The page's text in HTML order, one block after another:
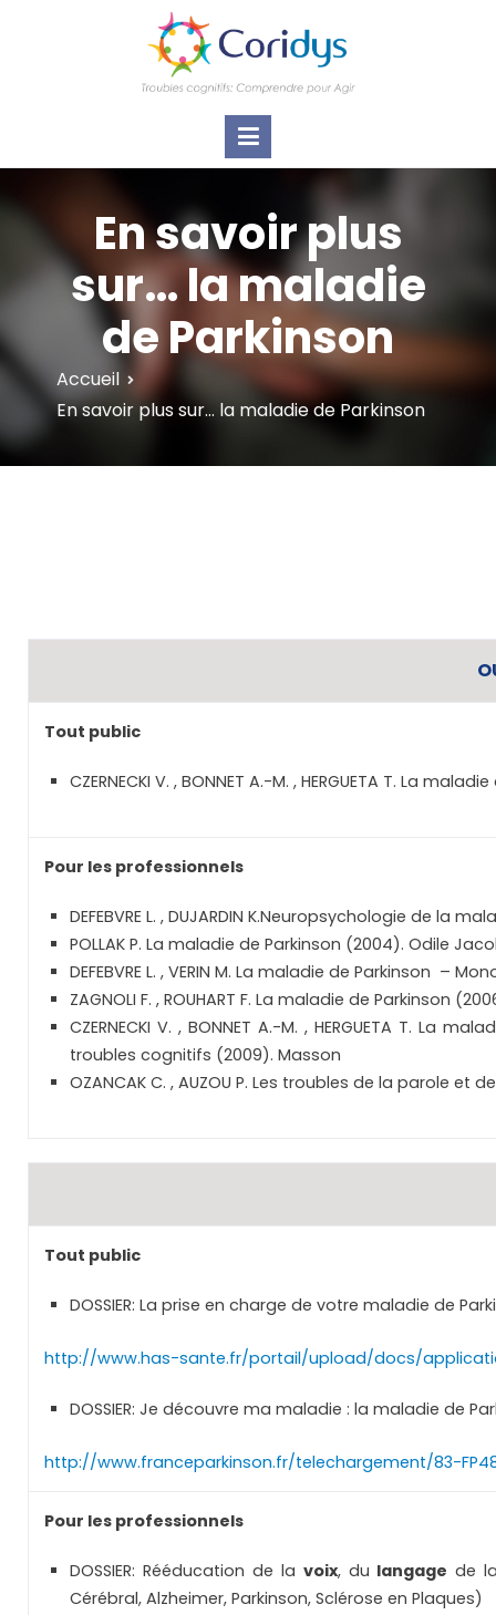
ASSOCIATION CORIDYS – Troubles
CORIDYS, association loi 1901, 4 pôles
d'actions Information Accompagnement
Innovation/E­xpertise Formations autour des
En savoir plus
sur… la maladie
de Parkinson
Accueil
En savoir plus sur… la maladie de Parkinson
Tout public
CZERNECKI V. , BONNET A.-M. , HERGUETA T. La
Pour les professionnels
DEFEBVRE L. , DUJARDIN K.Neuropsychologie de
POLLAK P. La maladie de Parkinson (2004). Odile
DEFEBVRE L. , VERIN M. La maladie de Parkinson –
ZAGNOLI F. , ROUHART F. La maladie de Parkinson
CZERNECKI V. , BONNET A.-M. , HERGUETA T. La
troubles cognitifs (2009). Masson
OZANCAK C. , AUZOU P. Les troubles de la parole
Tout public
DOSSIER: La prise en charge de votre maladie de
http://www.has-sante.fr/portail/upload/docs/
DOSSIER: Je découvre ma maladie : la maladie de
http://www.franceparkinson.fr/telechargement/83-
Pour les professionnels
DOSSIER: Rééducation de la voix, du langage de
Cérébral, Alzheimer, Parkinson, Sclérose en Plaques)